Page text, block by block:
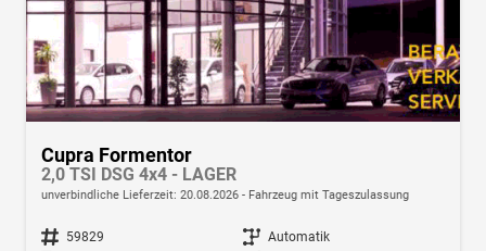
Cupra Formentor
2,0 TSI DSG 4x4 - LAGER
unverbindliche Lieferzeit: 20.08.2026 Fahrzeug mit Tageszulassung
Fahrzeugnr. 59829 Getriebe Automatik